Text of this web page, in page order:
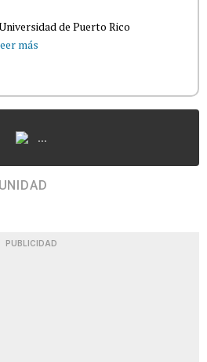
de Puerto Rico
más
...
PUBLICIDAD